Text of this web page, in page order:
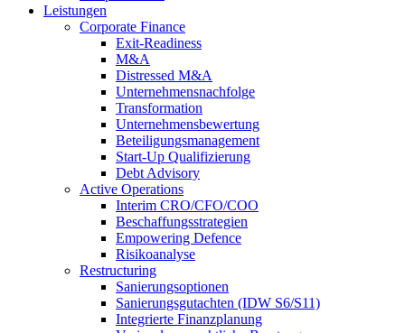
Leistungen
Corporate Finance
Exit-Readiness
M&A
Distressed M&A
Unternehmensnachfolge
Transformation
Unternehmensbewertung
Beteiligungsmanagement
Start-Up Qualifizierung
Debt Advisory
Active Operations
Interim CRO/CFO/COO
Beschaffungsstrategien
Empowering Defence
Risikoanalyse
Restructuring
Sanierungsoptionen
Sanierungsgutachten (IDW S6/S11)
Integrierte Finanzplanung